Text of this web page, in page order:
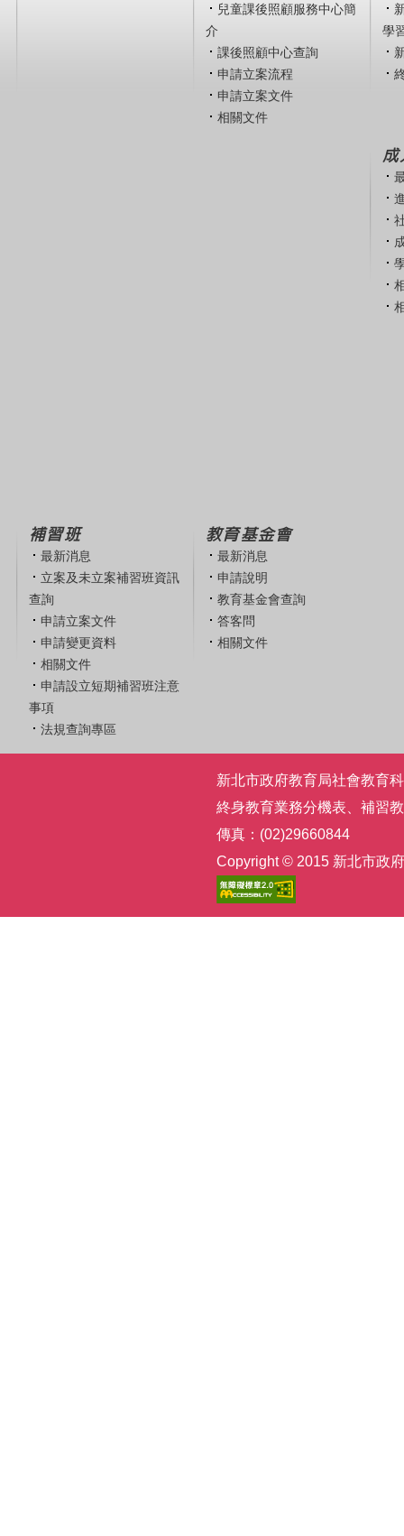
兒童課後照顧服務中心簡
介
課後照顧中心查詢
申請立案流程
申請立案文件
相關文件
學
補習班
最新消息
立案及未立案補習班資訊
查詢
申請立案文件
申請變更資料
相關文件
申請設立短期補習班注意
事項
法規查詢專區
教育基金會
最新消息
申請說明
教育基金會查詢
答客問
相關文件
新北市政府教育局社會教育
終身教育業務分機表
補習
傳真：(02)29660844
Copyright © 2015 新北市政